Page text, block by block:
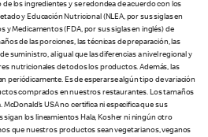
los ingredientes y se redondea de acuerdo con los
y Educación Nutricional (NLEA, por sus siglas en
y Medicamentos (FDA, por sus siglas en inglés) de
de las porciones, las técnicas de preparación, las
suministro, al igual que las diferencias a nivel regional y
nutricionales de todos los productos. Además, las
periódicamente. Es de esperarse algún tipo de variación
comprados en nuestros restaurantes. Los tamaños
USA no certifica ni especifica que sus
los lineamientos Hala, Kosher ni ningún otro
que nuestros productos sean vegetarianos, veganos